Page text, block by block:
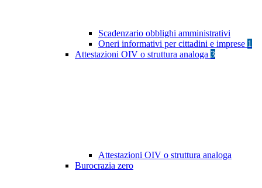
Scadenzario obblighi amministrativi
Oneri informativi per cittadini e imprese 1
Attestazioni OIV o struttura analoga 3
Attestazioni OIV o struttura analoga
Burocrazia zero